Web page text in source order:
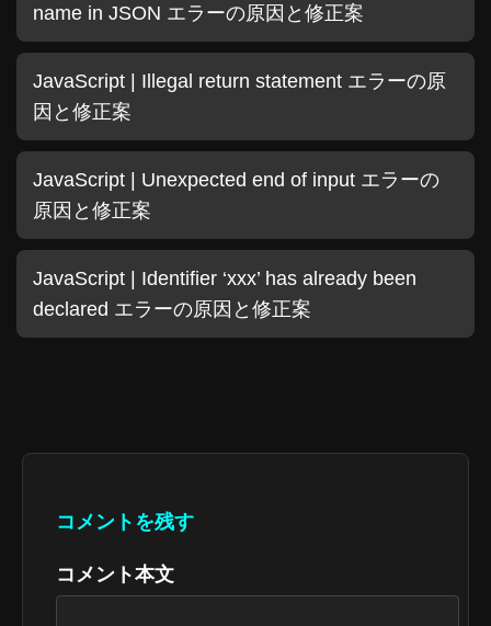
name in JSON エラーの原因と修正案
JavaScript | Illegal return statement エラーの原
因と修正案
JavaScript | Unexpected end of input エラーの
原因と修正案
JavaScript | Identifier ‘xxx’ has already been
declared エラーの原因と修正案
コメントを残す
コメント本文